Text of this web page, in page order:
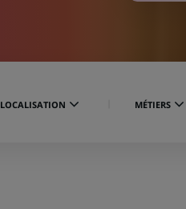
LOCALISATION MÉTIERS